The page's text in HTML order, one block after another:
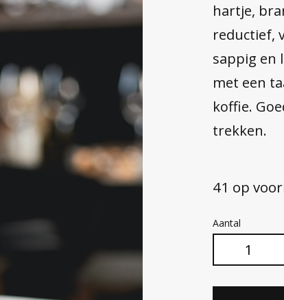
hartje,
reductief,
sappig en
met een
koffie.
trekken.
41 op
Dornfelder
2023
aantal